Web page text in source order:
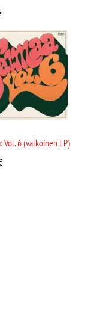
Vol. 6 (valkoinen LP)